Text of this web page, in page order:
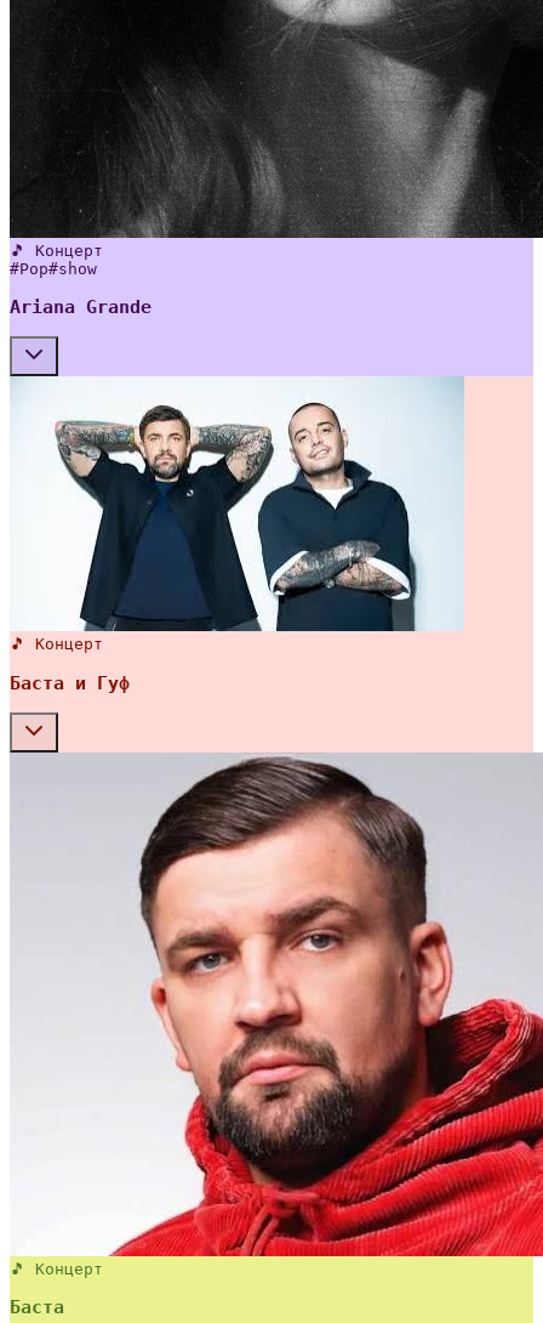
🎵 Концерт
#Pop#show
Ariana Grande
🎵 Концерт
Баста и Гуф
🎵 Концерт
Баста